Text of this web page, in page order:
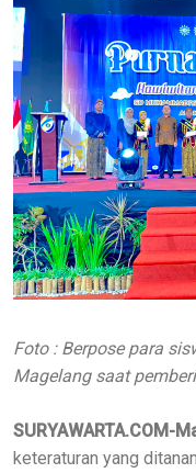
Foto : Berpose para
Magelang saat
SURYAWARTA.COM-
keteraturan yang